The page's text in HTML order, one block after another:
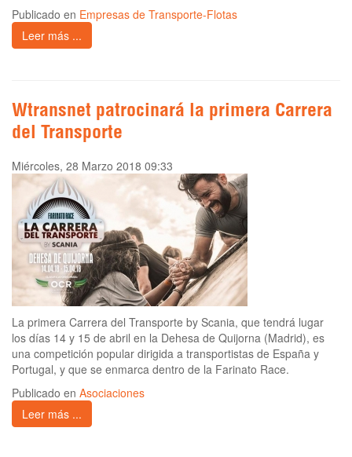
Publicado en Empresas de Transporte-Flotas
Leer más ...
Wtransnet patrocinará la primera Carrera
del Transporte
Miércoles, 28 Marzo 2018 09:33
La primera Carrera del Transporte by Scania, que tendrá lugar
los días 14 y 15 de abril en la Dehesa de Quijorna (Madrid), es
una competición popular dirigida a transportistas de España y
Portugal, y que se enmarca dentro de la Farinato Race.
Publicado en Asociaciones
Leer más ...